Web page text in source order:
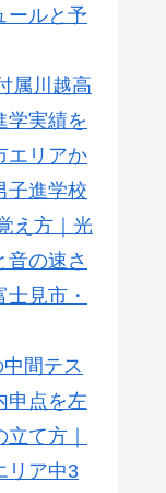
ールと予
属川越高
学実績を
エリアか
子進学校
え方｜光
音の速さ
見市・
間テス
申点を左
て方｜
リア中3